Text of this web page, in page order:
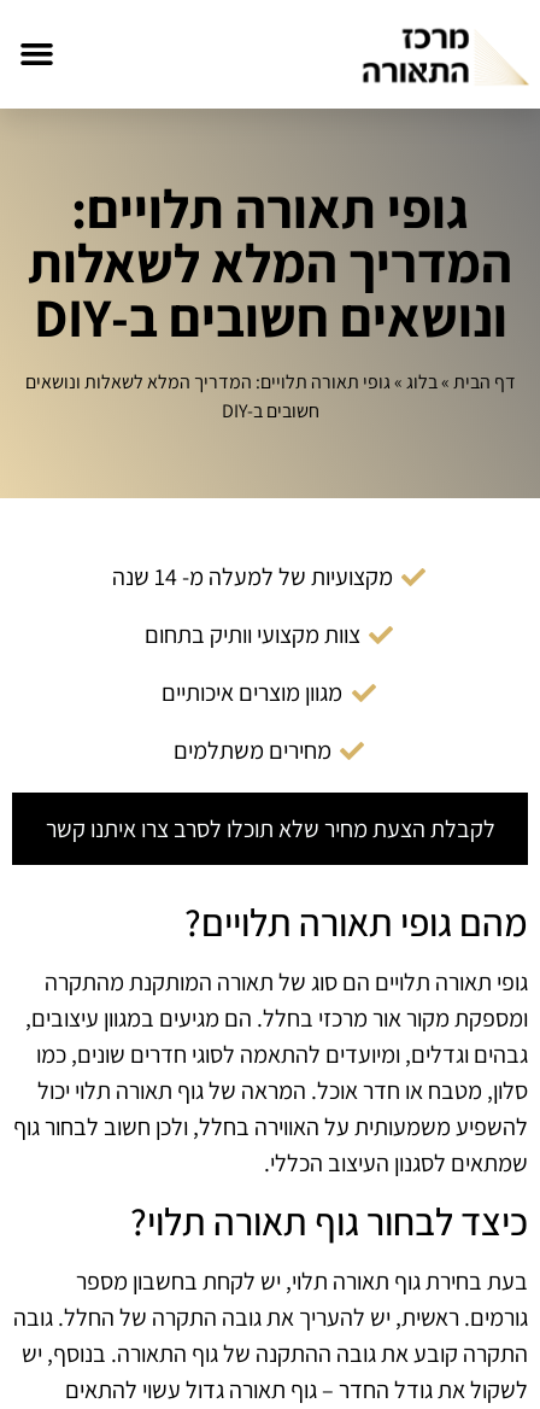
גופי תאורה תלויים:
המדריך המלא לשאלות
ונושאים חשובים ב‑DIY
דף הבית»בלוג»גופי תאורה תלויים: המדריך המלא לשאלות ונושאים
חשובים ב‑DIY
מקצועיות של למעלה מ- 14 שנה
צוות מקצועי וותיק בתחום
מגוון מוצרים איכותיים
מחירים משתלמים
לקבלת הצעת מחיר שלא תוכלו לסרב צרו איתנו קשר
מהם גופי תאורה תלויים?
גופי תאורה תלויים הם סוג של תאורה המותקנת מהתקרה
ומספקת מקור אור מרכזי בחלל. הם מגיעים במגוון עיצובים,
גבהים וגדלים, ומיועדים להתאמה לסוגי חדרים שונים, כמו
סלון, מטבח או חדר אוכל. המראה של גוף תאורה תלוי יכול
להשפיע משמעותית על האווירה בחלל, ולכן חשוב לבחור גוף
שמתאים לסגנון העיצוב הכללי.
כיצד לבחור גוף תאורה תלוי?
בעת בחירת גוף תאורה תלוי, יש לקחת בחשבון מספר
גורמים. ראשית, יש להעריך את גובה התקרה של החלל. גובה
התקרה קובע את גובה ההתקנה של גוף התאורה. בנוסף, יש
לשקול את גודל החדר – גוף תאורה גדול עשוי להתאים